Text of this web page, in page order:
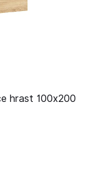
hrast 100x200